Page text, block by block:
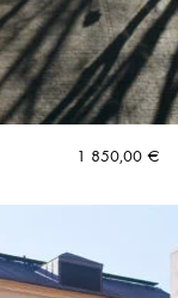
1 850,00 €